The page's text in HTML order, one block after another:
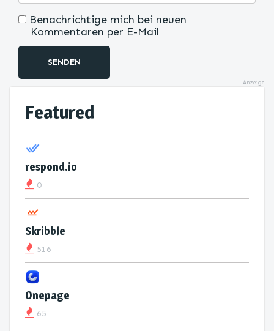
Benachrichtige mich bei neuen
Kommentaren per E-Mail
SENDEN
Anzeige
Featured
respond.io
0
Skribble
516
Onepage
65